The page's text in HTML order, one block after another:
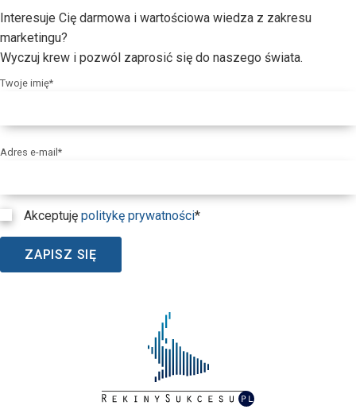
Interesuje Cię darmowa i wartościowa wiedza z zakresu
marketingu?
Wyczuj krew i pozwól zaprosić się do naszego świata.
Twoje imię*
Adres e-mail*
Akceptuję politykę prywatności*
ZAPISZ SIĘ